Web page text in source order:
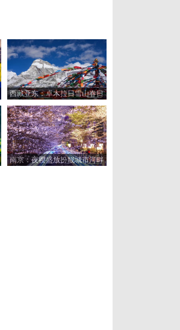
西藏亚东：卓木拉日雪山春日
风光美如画
南京：夜樱盛放扮靓城市河畔